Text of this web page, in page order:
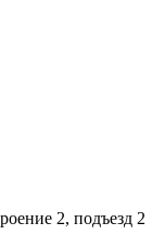
2, подъезд 2